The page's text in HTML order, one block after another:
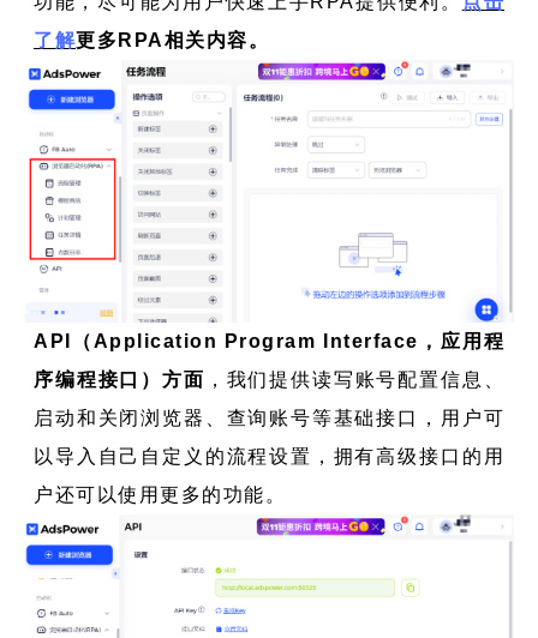
了解更多RPA相关内容。
API（Application Program Interface，应用程
序编程接口）方面 ，我们提供读写账号配置信息、
启动和关闭浏览器、查询账号等基础接口，用户可
以导入自己自定义的流程设置，拥有高级接口的用
户还可以使用更多的功能。